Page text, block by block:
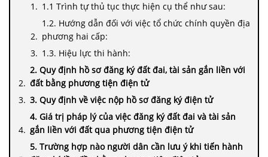
1.1 Trình tự thủ tục thực hiện cụ thể như sau:
1.2. Hướng dẫn đối với việc tổ chức chính quyền địa
phương hai cấp:
1.3. Hiệu lực thi hành:
2. Quy định hồ sơ đăng ký đất đai, tài sản gắn liền với
đất bằng phương tiện điện tử
3. Quy định về việc nộp hồ sơ đăng ký điện tử
4. Giá trị pháp lý của việc đăng ký đất đai và tài sản
gắn liền với đất qua phương tiện điện tử
5. Trường hợp nào người dân cần lưu ý khi tiến hành